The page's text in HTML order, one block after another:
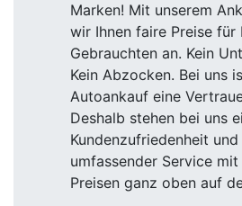
Marken! Mit unserem
wir Ihnen faire Preise für
Gebrauchten an. Kein
Kein Abzocken. Bei uns
Autoankauf eine
Deshalb stehen bei uns
Kundenzufriedenheit und
umfassender Service
Preisen ganz oben auf